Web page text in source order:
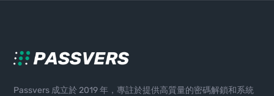
Passvers 成立於 2019 年，專註於提供高質量的密碼解鎖和系統